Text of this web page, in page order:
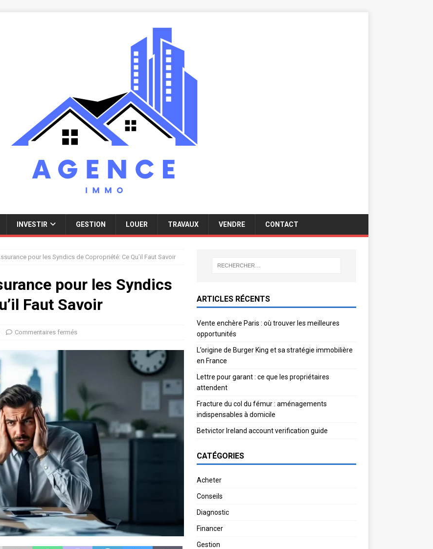
INVESTIR GESTION LOUER TRAVAUX VENDRE CONTACT
pour les Syndics de Copropriété: Ce Qu’il Faut Savoir
pour les Syndics
Faut Savoir
Commentaires fermés
ARTICLES RÉCENTS
Vente enchère Paris : où trouver les meilleures
opportunités
L’origine de Burger King et sa stratégie immobilière
en France
Lettre pour garant : ce que les propriétaires
attendent
Fracture du col du fémur : aménagements
indispensables à domicile
Betvictor Ireland account verification guide
CATÉGORIES
Acheter
Conseils
Diagnostic
Financer
Gestion